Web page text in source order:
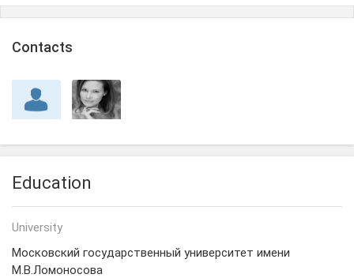
Сontacts
Education
University
Московский государственный университет имени
М.В.Ломоносова